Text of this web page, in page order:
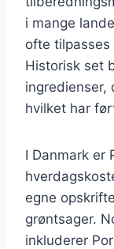
i mange
ofte
Historisk set
ingredienser,
hvilket har
I Danmark er
egne
grøntsager.
inkluderer